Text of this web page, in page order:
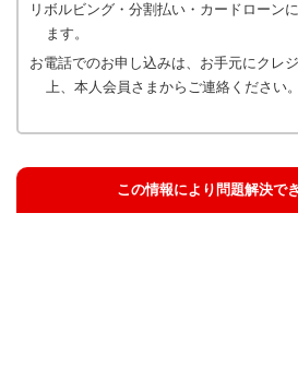
リボルビング・分割払い・カードローン
ます。
お電話でのお申し込みは、お手元にクレ
上、本人会員さまからご連絡ください。
この情報により問題解決で